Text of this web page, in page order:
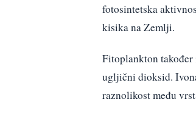
fotosintetska
kisika na Zemlji.
Fitoplankton
ugljični dioksid.
raznolikost među